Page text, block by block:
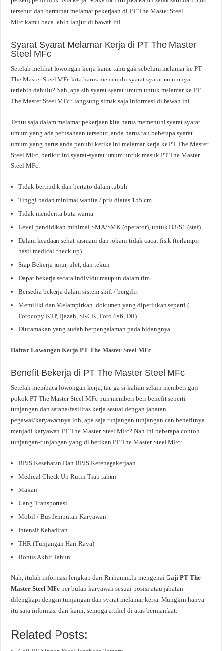
tersebut dan berminat melamar pekerjaan di PT The Master Steel
MFc kamu baca lebih lanjut di bawah ini.
Syarat Syarat Melamar Kerja di PT The Master
Steel MFc
Setelah melihat lowongan kerja kamu tahu gak sebelum melamar ke PT
The Master Steel MFc kita harus memenuhi syarat syarat umumnya
terlebih dahulu? Nah, apa sih syarat syarat umum untuk melamar ke PT
The Master Steel MFc? langsung simak saja informasi di bawah ini.
Tentu saja dalam melamar pekerjaan kita harus memenuhi syarat syarat
umum yang ada perusahaan tersebut, anda harus tau beberapa syarat
umum yang harus anda penuhi ketika ini melamar kerja ke PT The Master
Steel MFc, berikut ini syarat-syarat umum untuk masuk PT The Master
Steel MFc:
Tidak bertindik dan bertato dalam tubuh
Tinggi badan minimal wanita / pria diatas 155 cm
Tidak menderita buta warna
Level pendidikan minimal SMA/SMK (operator), untuk D3/S1 (staf)
Dalam keadaan sehat jasmani dan rohani tidak cacat fisik (terlampir
hasil medical check up)
Siap Bekerja jujur, ulet, dan tekun
Dapat bekerja secara individu maupun dalam tim
Bersedia bekerja dalam sistem shift / bergilir
Memiliki dan Melampirkan dokumen yang diperlukan seperti (
Fotocopy KTP, Ijazah, SKCK, Foto 4×6, Dll)
Diutamakan yang sudah berpengalaman pada bidangnya
Daftar Lowongan Kerja PT The Master Steel MFc
Benefit Bekerja di PT The Master Steel MFc
Setelah membaca lowongan kerja, tau ga si kalian selain memberi gaji
pokok PT The Master Steel MFc pun memberi beri benefit seperti
tunjangan dan sarana/fasilitas kerja sesuai dengan jabatan
pegawai/karyawannya loh, apa saja tunjangan tunjangan dan benefitnya
menjadi karyawan PT The Master Steel MFc? Nah ini beberapa contoh
tunjangan-tunjangan yang di berikan PT The Master Steel MFc:
BPJS Kesehatan Dan BPJS Ketenagakerjaan
Medical Check Up Rutin Tiap tahun
Makan
Uang Transportasi
Mobil / Bus Jemputan Karyawan
Intensif Kehadiran
THR (Tunjangan Hari Raya)
Bonus Akhir Tahun
Nah, itulah informasi lengkap dari Rmhamm.lu mengenaiGaji PT The
Master Steel MFcper bulan karyawan sesuai posisi atau jabatan
dilengkapi dengan tunjangan dan syarat melamar kerja. Mungkin hanya
itu saja informasi dari kami, semoga artikel di atas bermanfaat.
Related Posts: